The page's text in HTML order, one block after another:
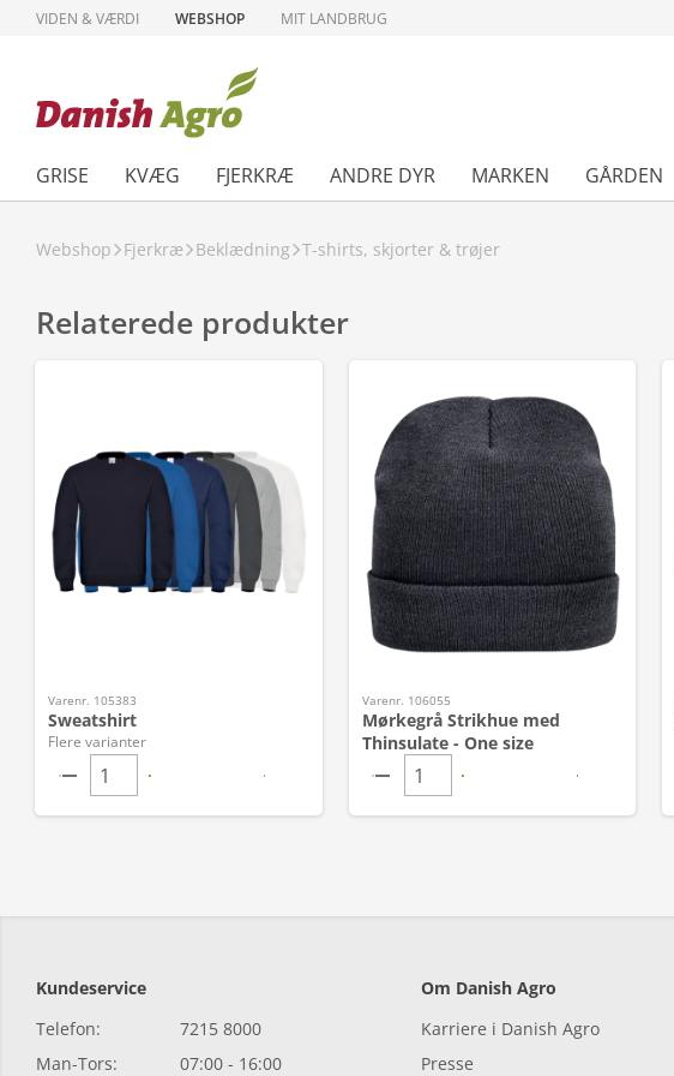
VIDEN & VÆRDI WEBSHOP MIT LANDBRUG
GRISE KVÆG FJERKRÆ ANDRE DYR MARKEN GÅRDEN
Webshop Fjerkræ Beklædning T-shirts, skjorter & trøjer
Relaterede produkter
Varenr. 105383
Sweatshirt
Flere varianter
Varenr. 106055
Mørkegrå Strikhue med
Thinsulate - One size
Kundeservice
Telefon:
7215 8000
Man-Tors:
07:00 - 16:00
Om Danish Agro
Karriere i Danish Agro
Presse